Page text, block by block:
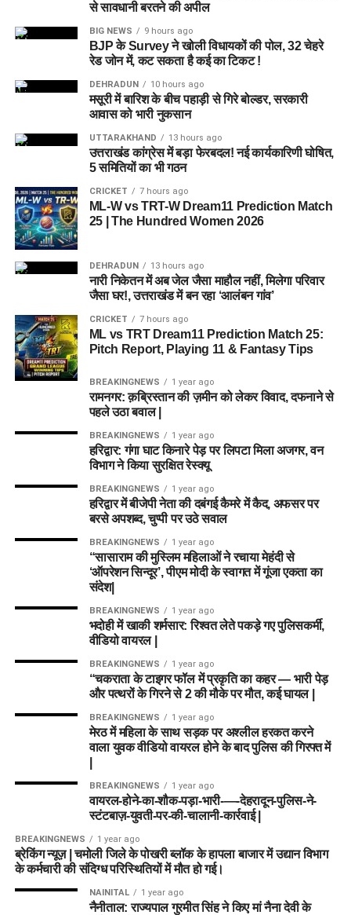
से सावधानी बरतने की अपील
BIG NEWS 9 hours ago
BJP के Survey ने खोली विधायकों की पोल, 32 चेहरे
रेड जोन में, कट सकता है कई का टिकट !
DEHRADUN 10 hours ago
मसूरी में बारिश के बीच पहाड़ी से गिरे बोल्डर, सरकारी
आवास को भारी नुकसान
UTTARAKHAND 13 hours ago
उत्तराखंड कांग्रेस में बड़ा फेरबदल! नई कार्यकारिणी घोषित,
5 समितियों का भी गठन
CRICKET 7 hours ago
ML-W vs TRT-W Dream11 Prediction Match
25 | The Hundred Women 2026
DEHRADUN 13 hours ago
नारी निकेतन में अब जेल जैसा माहौल नहीं, मिलेगा परिवार
जैसा घर!, उत्तराखंड में बन रहा ‘आलंबन गांव’
CRICKET 7 hours ago
ML vs TRT Dream11 Prediction Match 25:
Pitch Report, Playing 11 & Fantasy Tips
BREAKINGNEWS 1 year ago
रामनगर: क़ब्रिस्तान की ज़मीन को लेकर विवाद, दफनाने से
पहले उठा बवाल |
BREAKINGNEWS 1 year ago
हरिद्वार: गंगा घाट किनारे पेड़ पर लिपटा मिला अजगर, वन
विभाग ने किया सुरक्षित रेस्क्यू
BREAKINGNEWS 1 year ago
हरिद्वार में बीजेपी नेता की दबंगई कैमरे में कैद, अफसर पर
बरसे अपशब्द, चुप्पी पर उठे सवाल
BREAKINGNEWS 1 year ago
“सासाराम की मुस्लिम महिलाओं ने रचाया मेहंदी से
‘ऑपरेशन सिन्दूर’, पीएम मोदी के स्वागत में गूंजा एकता का
संदेश|
BREAKINGNEWS 1 year ago
भदोही में खाकी शर्मसार: रिश्वत लेते पकड़े गए पुलिसकर्मी,
वीडियो वायरल |
BREAKINGNEWS 1 year ago
“चकराता के टाइगर फॉल में प्रकृति का कहर — भारी पेड़
और पत्थरों के गिरने से 2 की मौके पर मौत, कई घायल |
BREAKINGNEWS 1 year ago
मेरठ में महिला के साथ सड़क पर अश्लील हरकत करने
वाला युवक वीडियो वायरल होने के बाद पुलिस की गिरफ्त में
BREAKINGNEWS 1 year ago
वायरल-होने-का-शौक-पड़ा-भारी-—-देहरादून-पुलिस-ने-
स्टंटबाज़-युवती-पर-की-चालानी-कार्रवाई |
BREAKINGNEWS 1 year ago
ब्रेकिंग न्यूज़ | चमोली जिले के पोखरी ब्लॉक के हापला बाजार में उद्यान विभाग
के कर्मचारी की संदिग्ध परिस्थितियों में मौत हो गई।
NAINITAL 1 year ago
नैनीताल: राज्यपाल गुरमीत सिंह ने किए मां नैना देवी के